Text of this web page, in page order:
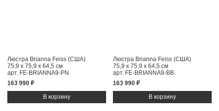
Люстра Brianna Feiss (США)
75,9 x 75,9 x 64,5 см
арт. FE-BRIANNA9-PN
163 990 ₽
Люстра Brianna Feiss (США)
75,9 x 75,9 x 64,5 см
арт. FE-BRIANNA9-BB
163 990 ₽